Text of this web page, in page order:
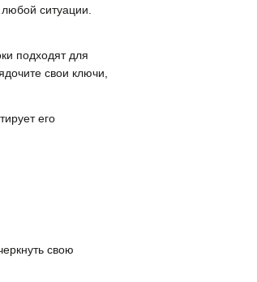
ситуации.
подходят для
свои ключи,
его
свою